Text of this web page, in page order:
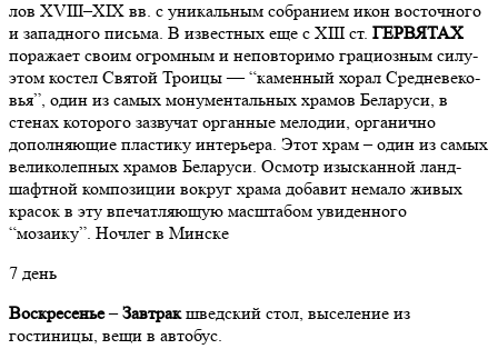
лов ХVIII–XIX вв. с уни­каль­ным со­бра­ни­ем икон вос­точ­но­го
и за­пад­но­го пись­ма. В из­ве­ст­ных еще с XIII ст. ГЕРВЯТАХ
по­ражает своим огромным и неповторимо гра­ци­оз­ным си­лу­
этом ко­сте­л Святой Тро­и­цы — “ка­мен­ный хо­рал Средне­ве­ко­
вья”, один из самых монументальных храмов Беларуси, в
стенах которого зазвучат органные мелодии, органично
дополняющие пластику интерьера. Этот храм – один из самых
великолепных храмов Беларуси. Осмотр изыс­кан­ной ланд­
шафт­ной ком­по­зи­ции вокруг храма до­ба­вит немало живых
кра­сок в эту впе­чат­ляю­щую мас­шта­бом уви­ден­но­го
“мозаику”. Ночлег в Минске
7 день
Воскресенье–Завтракшведский стол, выселение из
гостиницы, вещи в автобус.